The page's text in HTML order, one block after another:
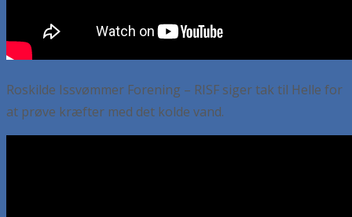
Roskilde Issvømmer Forening – RISF siger tak til Helle for
at prøve kræfter med det kolde vand.